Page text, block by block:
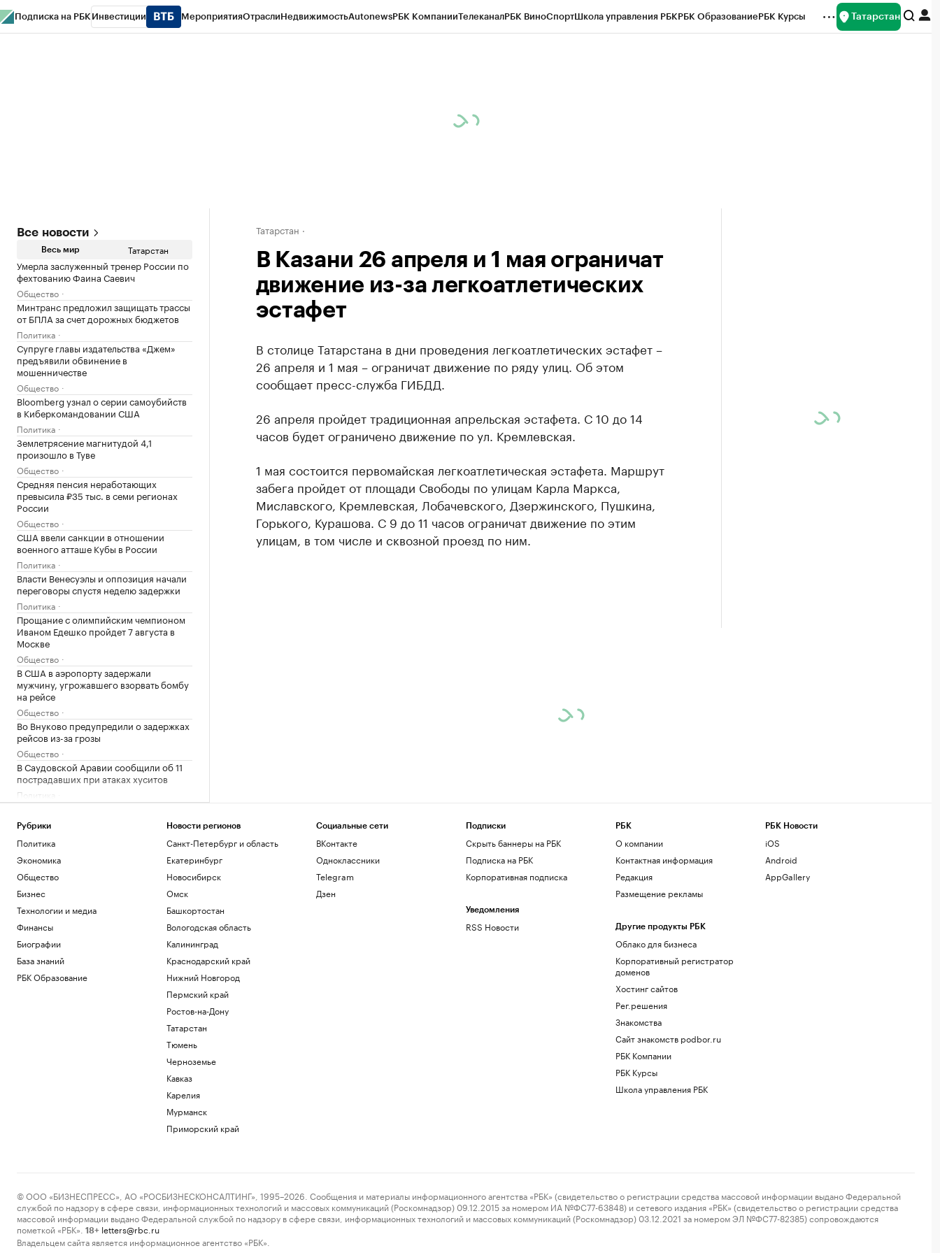
Подписка на РБК Инвестиции МероприятияОтраслиНедвижимостьAutonewsРБК КомпанииТелеканалРБК ВиноСпортШкола управления РБКРБК ОбразованиеРБК Курсы Татарстан
Все новости
Весь мир Татарстан
Умерла заслуженный тренер России по
фехтованию Фаина Саевич
Общество
Минтранс предложил защищать трассы
от БПЛА за счет дорожных бюджетов
Политика
Супруге главы издательства «Джем»
предъявили обвинение в
мошенничестве
Общество
Bloomberg узнал о серии самоубийств
в Киберкомандовании США
Политика
Землетрясение магнитудой 4,1
произошло в Туве
Общество
Средняя пенсия неработающих
превысила ₽35 тыс. в семи регионах
России
Общество
США ввели санкции в отношении
военного атташе Кубы в России
Политика
Власти Венесуэлы и оппозиция начали
переговоры спустя неделю задержки
Политика
Прощание с олимпийским чемпионом
Иваном Едешко пройдет 7 августа в
Москве
Общество
В США в аэропорту задержали
мужчину, угрожавшего взорвать бомбу
на рейсе
Общество
Во Внуково предупредили о задержках
рейсов из-за грозы
Общество
В Саудовской Аравии сообщили об 11
пострадавших при атаках хуситов
Политика
потребовала подтверждать
происхождение газа
Политика
Трамп заявил, что США «тоже
нуждаются» в ракетах для Patriot
Политика
крупнейшие финансовые компании
США
Новая категория
Трамп подписал указы,
ограничивающие право на
гражданство по рождению
Четыре человека погибли при взрыве в
после скандала с продажей прав ЧМ
Запасы газа в Европе на минимуме. Что
Татарстан
В Казани 26 апреля и 1 мая ограничат
движение из-за легкоатлетических
эстафет
В столице Татарстана в дни проведения легкоатлетических эстафет –
26 апреля и 1 мая – ограничат движение по ряду улиц. Об этом
сообщает пресс-служба ГИБДД.
26 апреля пройдет традиционная апрельская эстафета. С 10 до 14
часов будет ограничено движение по ул. Кремлевская.
1 мая состоится первомайская легкоатлетическая эстафета. Маршрут
забега пройдет от площади Свободы по улицам Карла Маркса,
Миславского, Кремлевская, Лобачевского, Дзержинского, Пушкина,
Горького, Курашова. С 9 до 11 часов ограничат движение по этим
улицам, в том числе и сквозной проезд по ним.
Рубрики
Политика
Экономика
Общество
Бизнес
Технологии и медиа
Финансы
Биографии
База знаний
РБК Образование
Новости регионов
Санкт-Петербург и область
Екатеринбург
Новосибирск
Омск
Башкортостан
Вологодская область
Калининград
Краснодарский край
Нижний Новгород
Пермский край
Ростов-на-Дону
Татарстан
Тюмень
Черноземье
Кавказ
Карелия
Мурманск
Приморский край
Социальные сети
ВКонтакте
Одноклассники
Telegram
Дзен
Подписки
Скрыть баннеры на РБК
Подписка на РБК
Корпоративная подписка
Уведомления
RSS Новости
РБК
О компании
Контактная информация
Редакция
Размещение рекламы
Другие продукты РБК
Облако для бизнеса
Корпоративный регистратор
доменов
Хостинг сайтов
Рег.решения
Знакомства
Сайт знакомств podbor.ru
РБК Компании
РБК Курсы
Школа управления РБК
РБК Новости
iOS
Android
AppGallery
© ООО «БИЗНЕСПРЕСС», АО «РОСБИЗНЕСКОНСАЛТИНГ», 1995–2026. Сообщения и материалы информационного агентства «РБК» (свидетельство о регистрации средства массовой информации выдано Федеральной
службой по надзору в сфере связи, информационных технологий и массовых коммуникаций (Роскомнадзор) 09.12.2015 за номером ИА №ФС77-63848) и сетевого издания «РБК» (свидетельство о регистрации средства
массовой информации выдано Федеральной службой по надзору в сфере связи, информационных технологий и массовых коммуникаций (Роскомнадзор) 03.12.2021 за номером ЭЛ №ФС77-82385) сопровождаются
пометкой «РБК».
18+ letters@rbc.ru
Владельцем сайта является информационное агентство «РБК».